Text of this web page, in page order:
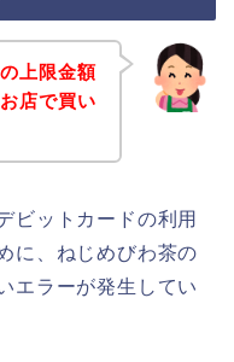
上限金額
店で買い
ビットカードの利用
に、ねじめびわ茶の
エラーが発生してい